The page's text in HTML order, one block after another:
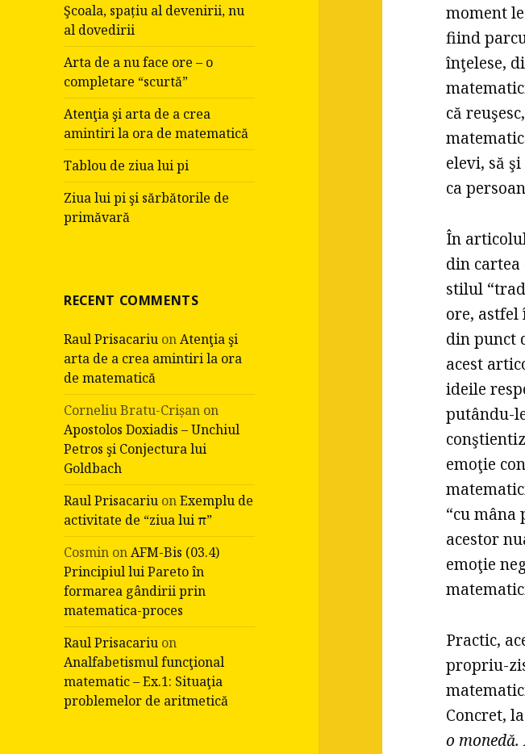
Şcoala, spațiu al devenirii, nu
al dovedirii
Arta de a nu face ore – o
completare “scurtă”
Atenţia şi arta de a crea
amintiri la ora de matematică
Tablou de ziua lui pi
Ziua lui pi şi sărbătorile de
primăvară
RECENT COMMENTS
Raul Prisacariu onAtenţia şi
arta de a crea amintiri la ora
de matematică
Corneliu Bratu-Crișan on
Apostolos Doxiadis – Unchiul
Petros şi Conjectura lui
Goldbach
Raul Prisacariu onExemplu de
activitate de “ziua lui π”
Cosmin onAFM-Bis (03.4)
Principiul lui Pareto în
formarea gândirii prin
matematica-proces
Raul Prisacariu on
Analfabetismul funcţional
matematic – Ex.1: Situaţia
problemelor de aritmetică
moment
fiind
înţelese,
că
elevi, să
ca
În
din
stilul
ore, astfel
din punct
acest
ideile
putându-
emoţie
“cu
acestor
emoţie
Practic,
propriu-
Concret,
o